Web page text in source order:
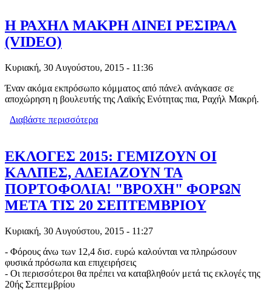
Η ΡΑΧΗΛ ΜΑΚΡΗ ΔΙΝΕΙ ΡΕΣΙΡΑΛ
(VIDEO)
Κυριακή, 30 Αυγούστου, 2015 - 11:36
Έναν ακόμα εκπρόσωπο κόμματος από πάνελ ανάγκασε σε
αποχώρηση η βουλευτής της Λαϊκής Ενότητας πια, Ραχήλ Μακρή.
Διαβάστε περισσότερα
ΕΚΛΟΓΕΣ 2015: ΓΕΜΙΖΟΥΝ ΟΙ
ΚΑΛΠΕΣ, ΑΔΕΙΑΖΟΥΝ ΤΑ
ΠΟΡΤΟΦΟΛΙΑ! "ΒΡΟΧΗ" ΦΟΡΩΝ
ΜΕΤΑ ΤΙΣ 20 ΣΕΠΤΕΜΒΡΙΟΥ
Κυριακή, 30 Αυγούστου, 2015 - 11:27
- Φόρους άνω των 12,4 δισ. ευρώ καλούνται να πληρώσουν
φυσικά πρόσωπα και επιχειρήσεις
- Οι περισσότεροι θα πρέπει να καταβληθούν μετά τις εκλογές της
20ής Σεπτεμβρίου